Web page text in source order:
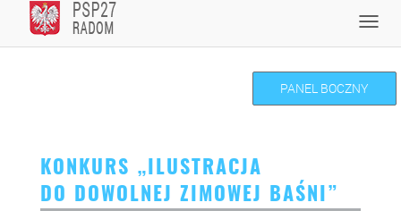
content
PANEL BOCZNY
KONKURS „ILUSTRACJA
DO DOWOLNEJ ZIMOWEJ BAŚNI”